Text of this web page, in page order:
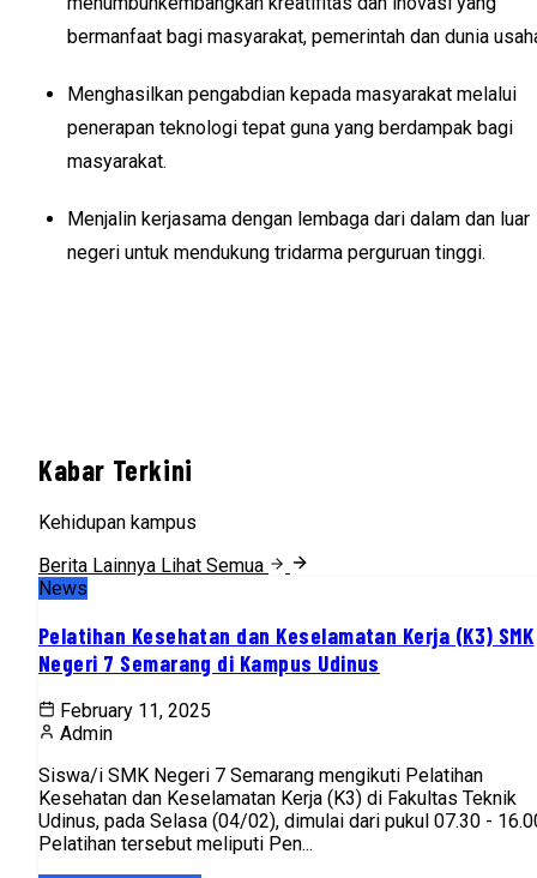
bermanfaat bagi masyarakat, pemerintah dan dunia
Menghasilkan pengabdian kepada masyarakat melalui
penerapan teknologi tepat guna yang berdampak bagi
masyarakat.
Menjalin kerjasama dengan lembaga dari dalam dan luar
negeri untuk mendukung tridarma perguruan tinggi.
Kabar Terkini
Kehidupan kampus
Berita Lainnya Lihat Semua
News
Pelatihan Kesehatan dan Keselamatan Kerja (K3) SMK
Negeri 7 Semarang di Kampus Udinus
February 11, 2025
Admin
Siswa/i SMK Negeri 7 Semarang mengikuti Pelatihan
Kesehatan dan Keselamatan Kerja (K3) di Fakultas Teknik
Udinus, pada Selasa (04/02), dimulai dari pukul 07.30 -
Pelatihan tersebut meliputi Pen...